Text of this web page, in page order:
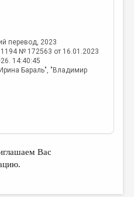
перевод, 2023
№ 172563 от 16.01.2023
14:40:45
Бараль", "Владимир
Вас